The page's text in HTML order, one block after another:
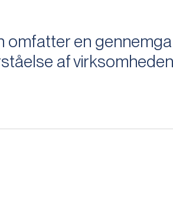
omfatter en
af